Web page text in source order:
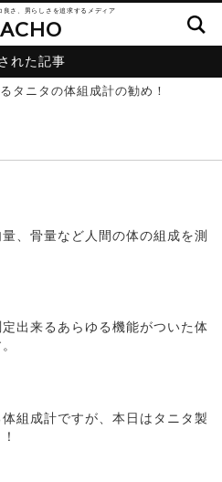
良さ、男らしさを追求するメディア
れた記事
タニタの体組成計の勧め！
、骨量など人間の体の組成を測
出来るあらゆる機能がついた体
組成計ですが、本日はタニタ製